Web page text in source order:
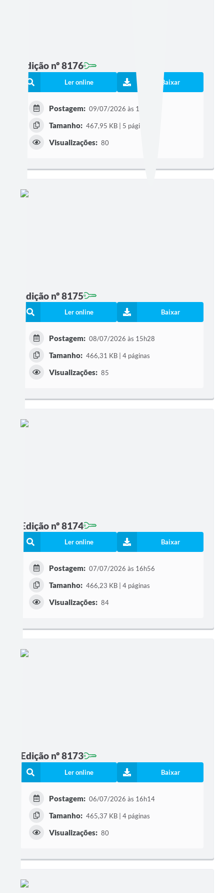
Edição nº 8176
Ler online Baixar
Postagem: 09/07/2026 às 16h05
Tamanho: 467,95 KB | 5 páginas
Visualizações: 80
Edição nº 8175
Ler online Baixar
Postagem: 08/07/2026 às 15h28
Tamanho: 466,31 KB | 4 páginas
Visualizações: 85
Edição nº 8174
Ler online Baixar
Postagem: 07/07/2026 às 16h56
Tamanho: 466,23 KB | 4 páginas
Visualizações: 84
Edição nº 8173
Ler online Baixar
Postagem: 06/07/2026 às 16h14
Tamanho: 465,37 KB | 4 páginas
Visualizações: 80